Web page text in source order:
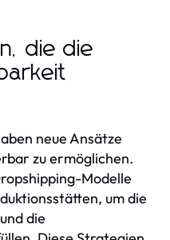
die die
neue Ansätze
zu ermöglichen.
Modelle
um die
die